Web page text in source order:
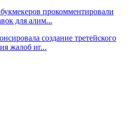
прокомментировали
для алим...
создание третейского
жалоб иг...